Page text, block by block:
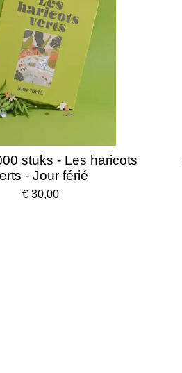
stuks - Les haricots
- Jour férié
€ 30,00